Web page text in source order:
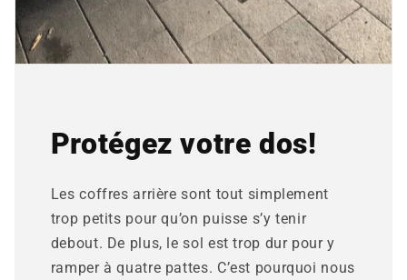
Protégez votre dos!
Les coffres arrière sont tout simplement
trop petits pour qu’on puisse s’y tenir
debout. De plus, le sol est trop dur pour y
ramper à quatre pattes. C’est pourquoi nous